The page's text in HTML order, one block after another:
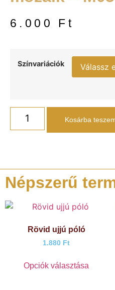
6.000 Ft
Színvariációk
Kosárba
Népszerű
Rövid ujjú póló
1.880 Ft
Opciók választása